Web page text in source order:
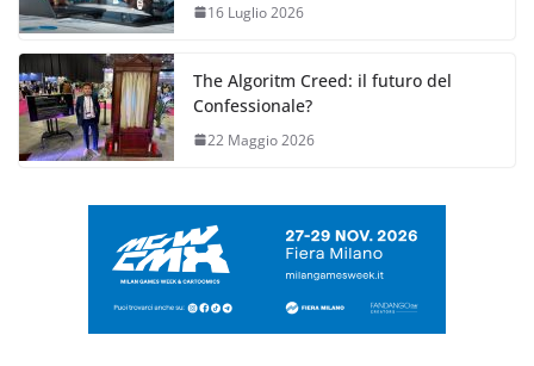
16 Luglio 2026
The Algoritm Creed: il futuro del
Confessionale?
22 Maggio 2026